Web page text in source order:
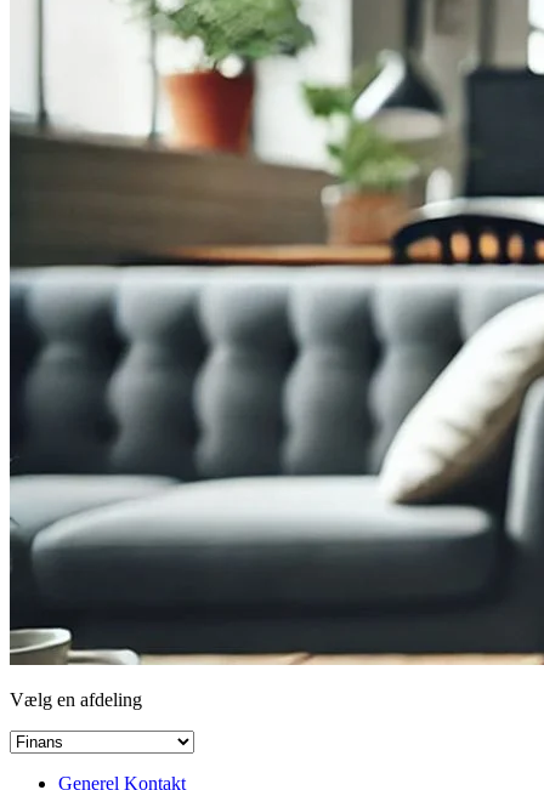
Vælg en afdeling
Generel Kontakt